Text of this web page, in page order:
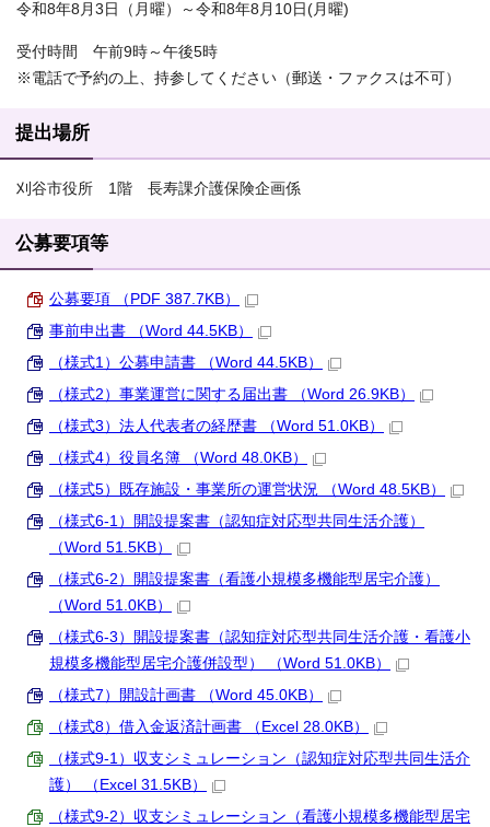
令和8年8月3日（月曜）～令和8年8月10日(月曜)
受付時間 午前9時～午後5時
※電話で予約の上、持参してください（郵送・ファクスは不可）
提出場所
刈谷市役所 1階 長寿課介護保険企画係
公募要項等
公募要項 （PDF 387.7KB）
事前申出書 （Word 44.5KB）
（様式1）公募申請書 （Word 44.5KB）
（様式2）事業運営に関する届出書 （Word 26.9KB）
（様式3）法人代表者の経歴書 （Word 51.0KB）
（様式4）役員名簿 （Word 48.0KB）
（様式5）既存施設・事業所の運営状況 （Word 48.5KB）
（様式6-1）開設提案書（認知症対応型共同生活介護）
（Word 51.5KB）
（様式6-2）開設提案書（看護小規模多機能型居宅介護）
（Word 51.0KB）
（様式6-3）開設提案書（認知症対応型共同生活介護・看護小
規模多機能型居宅介護併設型） （Word 51.0KB）
（様式7）開設計画書 （Word 45.0KB）
（様式8）借入金返済計画書 （Excel 28.0KB）
（様式9-1）収支シミュレーション（認知症対応型共同生活介
護） （Excel 31.5KB）
（様式9-2）収支シミュレーション（看護小規模多機能型居宅